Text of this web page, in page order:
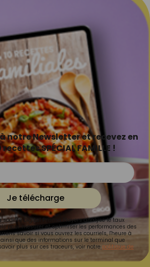
notre Newsletter et recevez en
recettes SPÉCIAL FAMILLE !
Je télécharge
société Digital Prisma Players analyse le taux
pour mesurer et optimiser les performances des
savoir si vous ouvrez les courriels, l'heure à
que des informations sur le terminal que
plus sur ces traceurs, voir notre politique de